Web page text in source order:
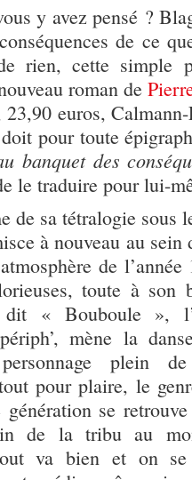
y avez pensé ?
de ce
rien, cette simple
roman de
23,90 euros,
pour toute
banquet des
le traduire pour lui-
de sa tétralogie sous
à nouveau au
de
toute à son
dit « Bouboule »,
mène la
plein
pour plaire, le
se
de la tribu au
va bien et on se